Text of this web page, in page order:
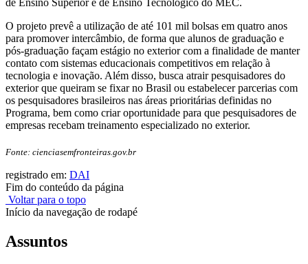
de Ensino Superior e de Ensino Tecnológico do MEC.
O projeto prevê a utilização de até 101 mil bolsas em quatro anos
para promover intercâmbio, de forma que alunos de graduação e
pós-graduação façam estágio no exterior com a finalidade de manter
contato com sistemas educacionais competitivos em relação à
tecnologia e inovação. Além disso, busca atrair pesquisadores do
exterior que queiram se fixar no Brasil ou estabelecer parcerias com
os pesquisadores brasileiros nas áreas prioritárias definidas no
Programa, bem como criar oportunidade para que pesquisadores de
empresas recebam treinamento especializado no exterior.
Fonte: cienciasemfronteiras.gov.br
registrado em: DAI
Fim do conteúdo da página
Voltar para o topo
Início da navegação de rodapé
Assuntos